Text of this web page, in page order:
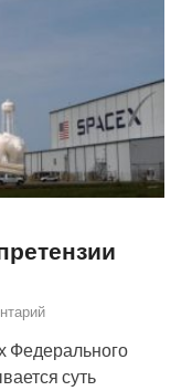
Федерального
суть